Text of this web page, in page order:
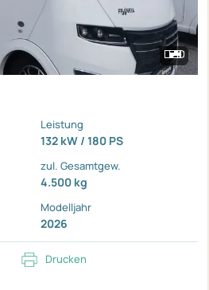
Leistung
132 kW / 180 PS
zul. Gesamtgew.
4.500 kg
Modelljahr
2026
Drucken